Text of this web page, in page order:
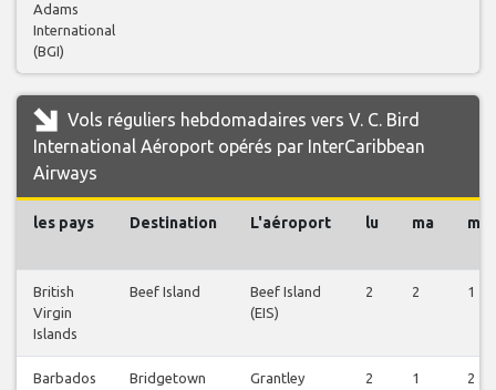
Adams
International
(BGI)
Vols réguliers hebdomadaires vers V. C. Bird
International Aéroport opérés par InterCaribbean
Airways
les pays Destination L'aéroport lu ma me
British
Virgin
Islands
Beef Island
Beef Island
(EIS)
2 2 1
Barbados Bridgetown
Grantley
2 1 2